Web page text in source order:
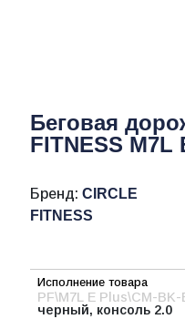
Беговая
FITNESS M7L
Бренд: CIRCLE
FITNESS
PF\M7L E Plus\CM-BK-
черный, консоль 2.0